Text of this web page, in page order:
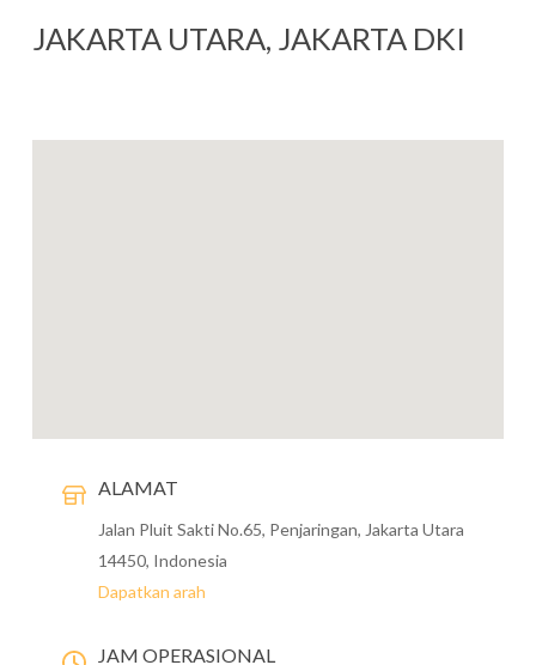
JAKARTA UTARA, JAKARTA DKI
ALAMAT
Jalan Pluit Sakti No.65, Penjaringan, Jakarta Utara
14450, Indonesia
Dapatkan arah
JAM OPERASIONAL